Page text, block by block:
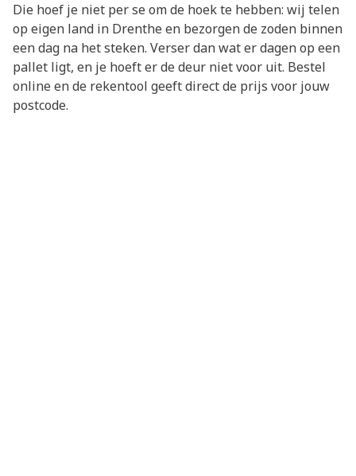
Die hoef je niet per se om de hoek te hebben: wij telen
op eigen land in Drenthe en bezorgen de zoden binnen
een dag na het steken. Verser dan wat er dagen op een
pallet ligt, en je hoeft er de deur niet voor uit. Bestel
online en de rekentool geeft direct de prijs voor jouw
postcode.